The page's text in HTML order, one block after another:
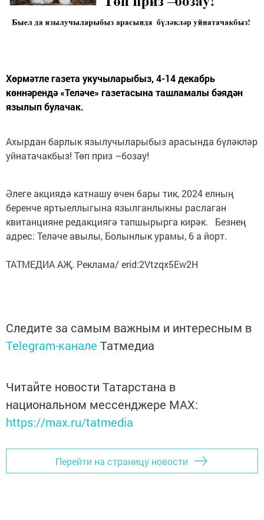
Хөрмәтле газета укучыларыбыз, 4-14 декабрь
көннәрендә «Теләче» газетасына ташламалы бәядән
язылып булачак.
Ахырдан барлык язылучыларыбыз арасында бүләкләр
уйнатачакбыз! Төп приз –бозау!
Әлеге акциядә катнашу өчен бары тик, 2024 елның
беренче яртыеллыгына язылганлыкны раслаган
квитанцияне редакциягә тапшырырга кирәк. Безнең
адрес: Теләче авылы, Болынлык урамы, 6 а йорт.
ТАТМЕДИА АҖ. Реклама/ erid:2Vtzqx5Ew2H
Следите за самым важным и интересным в
Telegram-канале Татмедиа
Читайте новости Татарстана в
национальном мессенджере MАХ:
https://max.ru/tatmedia
Перейти на страницу новости